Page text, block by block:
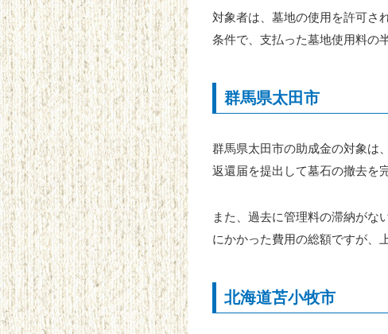
対象者は、墓地の使用を許可さ
条件で、支払った墓地使用料の
群馬県太田市
群馬県太田市の助成金の対象は
返還届を提出して墓石の撤去を
また、過去に管理料の滞納がな
にかかった費用の総額ですが、
北海道苫小牧市